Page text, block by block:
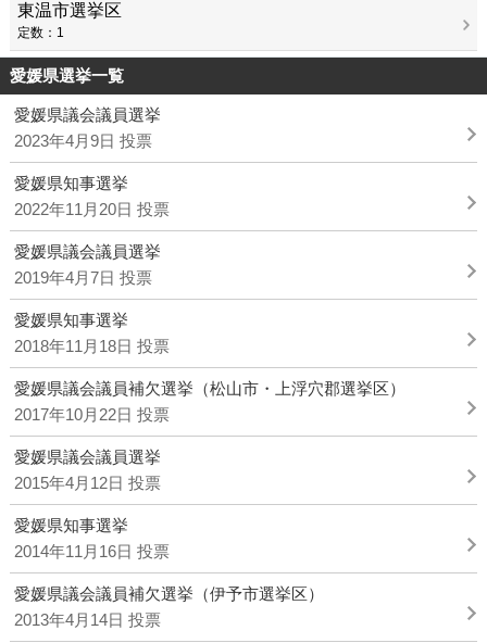
東温市選挙区
定数：1
愛媛県選挙一覧
愛媛県議会議員選挙
2023年4月9日 投票
愛媛県知事選挙
2022年11月20日 投票
愛媛県議会議員選挙
2019年4月7日 投票
愛媛県知事選挙
2018年11月18日 投票
愛媛県議会議員補欠選挙（松山市・上浮穴郡選挙区）
2017年10月22日 投票
愛媛県議会議員選挙
2015年4月12日 投票
愛媛県知事選挙
2014年11月16日 投票
愛媛県議会議員補欠選挙（伊予市選挙区）
2013年4月14日 投票